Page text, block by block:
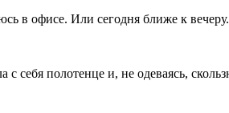
в офисе. Или сегодня ближе к вечеру.
себя полотенце и, не одеваясь,